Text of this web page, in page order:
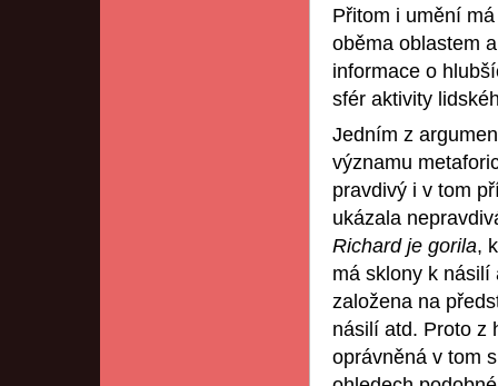
Přitom i umění
oběma oblastem
informace o
sfér aktivity
Jedním z
významu
pravdivý i v tom
ukázala
Richard je gorila,
má sklony k násilí
založena na
násilí atd. Proto z
oprávněná v tom